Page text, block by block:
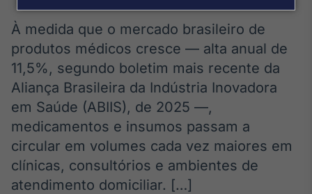
Broadcast
Agro
agronegócio
Broadcast
Político
Os bastidores da
política em
tempo real
À medida que o mercado brasileiro de
produtos médicos cresce — alta anual de
11,5%, segundo boletim mais recente da
Aliança Brasileira da Indústria Inovadora
em Saúde (ABIIS), de 2025 —,
medicamentos e insumos passam a
circular em volumes cada vez maiores em
clínicas, consultórios e ambientes de
atendimento domiciliar. […]